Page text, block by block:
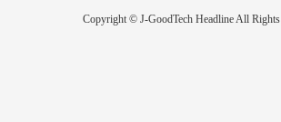
Copyright © J-GoodTech Headline All Rights